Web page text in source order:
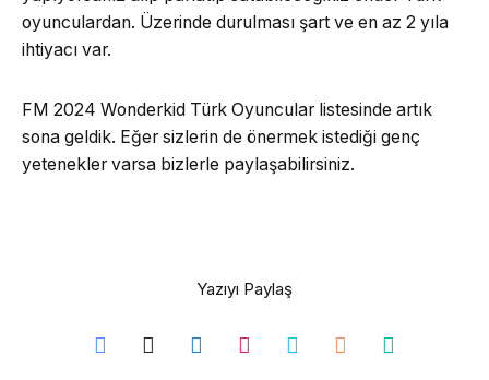
oyunculardan. Üzerinde durulması şart ve en az 2 yıla
ihtiyacı var.
FM 2024 Wonderkid Türk Oyuncular listesinde artık
sona geldik. Eğer sizlerin de önermek istediği genç
yetenekler varsa bizlerle paylaşabilirsiniz.
Yazıyı Paylaş